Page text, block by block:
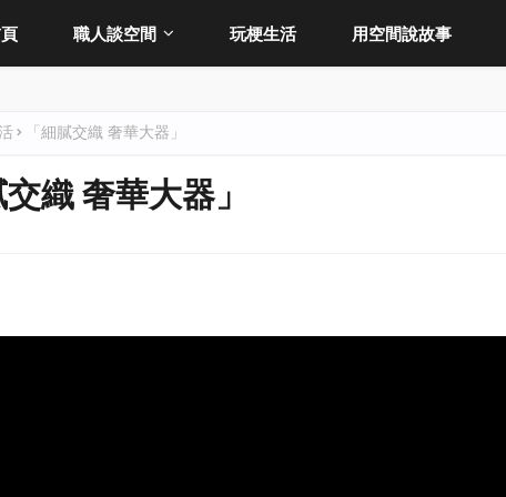
職人談空間 玩梗生活 用空間說故事
「細膩交織 奢華大器」
交織 奢華大器」